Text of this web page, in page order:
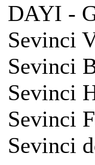
DAYI -
Sevinci
Sevinci
Sevinci
Sevinci
Sevinci